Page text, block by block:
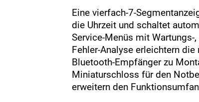
Eine vierfach-7-
die Uhrzeit und schaltet
Service-Menüs mit
Fehler-Analyse erleichtern
Bluetooth-Empfänger zu
Miniaturschloss für den
erweitern den